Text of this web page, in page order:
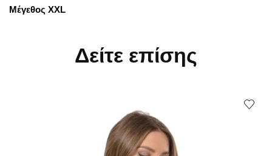
Μέγεθος XXL
Δείτε επίσης